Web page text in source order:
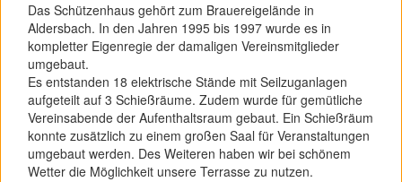
Das Schützenhaus gehört zum Brauereigelände in
Aldersbach. In den Jahren 1995 bis 1997 wurde es in
kompletter Eigenregie der damaligen Vereinsmitglieder
umgebaut.
Es entstanden 18 elektrische Stände mit Seilzuganlagen
aufgeteilt auf 3 Schießräume. Zudem wurde für gemütliche
Vereinsabende der Aufenthaltsraum gebaut. Ein Schießräum
konnte zusätzlich zu einem großen Saal für Veranstaltungen
umgebaut werden. Des Weiteren haben wir bei schönem
Wetter die Möglichkeit unsere Terrasse zu nutzen.